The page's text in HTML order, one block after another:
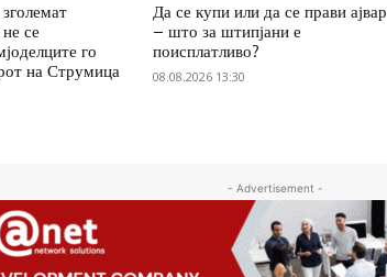
се
го
на Струмица
Да се купи или да се прави ајвар
– што за штипјани е
поисплатливо?
08.08.2026 13:30
- Advertisement -